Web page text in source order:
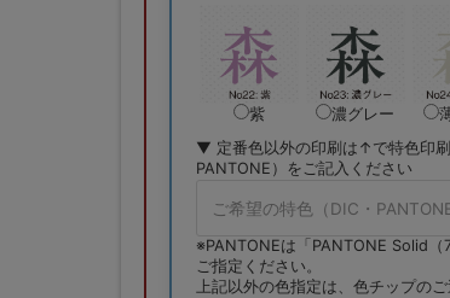
紫 濃グレー
▼ 定番色以外の印刷は↑で特色印刷
PANTONE）をご記入ください
※PANTONEは「PANTONE Solid
ご指定ください。
上記以外の色指定は、色チップの